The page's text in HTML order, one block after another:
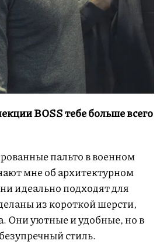
BOSS тебе больше всего
пальто в военном
мне об архитектурном
идеально подходят для
из короткой шерсти,
Они уютные и удобные, но в
стиль.